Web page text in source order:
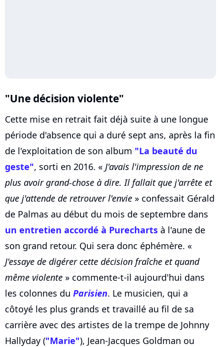
"Une décision violente"
Cette mise en retrait fait déjà suite à une longue
période d'absence qui a duré sept ans, après la fin
de l'exploitation de son album "La beauté du
geste", sorti en 2016. « J'avais l'impression de ne
plus avoir grand-chose à dire. Il fallait que j'arrête et
que j'attende de retrouver l'envie » confessait Gérald
de Palmas au début du mois de septembre dans
un entretien accordé à Purecharts à l'aune de
son grand retour. Qui sera donc éphémère. «
J'essaye de digérer cette décision fraîche et quand
même violente » commente-t-il aujourd'hui dans
les colonnes du Parisien. Le musicien, qui a
côtoyé les plus grands et travaillé au fil de sa
carrière avec des artistes de la trempe de Johnny
Hallyday ("Marie"), Jean-Jacques Goldman ou